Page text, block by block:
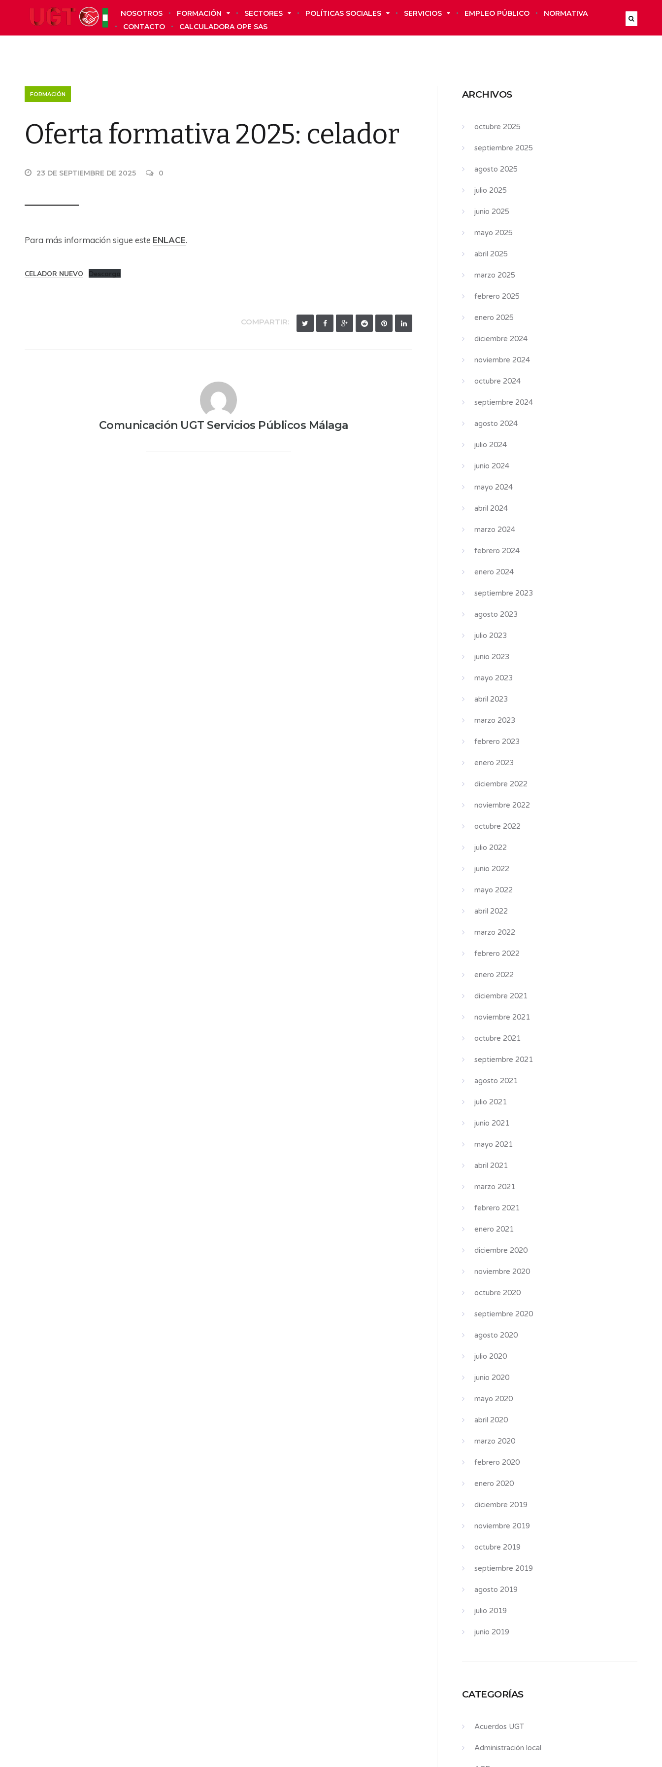
NOSOTROS FORMACIÓN SECTORES POLÍTICAS SOCIALES SERVICIOS EMPLEO PÚBLICO
NORMATIVA
CONTACTO
CALCULADORA OPE SAS
FORMACIÓN
Oferta formativa 2025: celador
23 DE SEPTIEMBRE DE 2025 0
Para más información sigue este ENLACE.
CELADOR NUEVO Descarga
COMPARTIR:
Comunicación UGT Servicios Públicos Málaga
ARCHIVOS
octubre 2025
septiembre 2025
agosto 2025
julio 2025
junio 2025
mayo 2025
abril 2025
marzo 2025
febrero 2025
enero 2025
diciembre 2024
noviembre 2024
octubre 2024
septiembre 2024
agosto 2024
julio 2024
junio 2024
mayo 2024
abril 2024
marzo 2024
febrero 2024
enero 2024
septiembre 2023
agosto 2023
julio 2023
junio 2023
mayo 2023
abril 2023
marzo 2023
febrero 2023
enero 2023
diciembre 2022
noviembre 2022
octubre 2022
julio 2022
junio 2022
mayo 2022
abril 2022
marzo 2022
febrero 2022
enero 2022
diciembre 2021
noviembre 2021
octubre 2021
septiembre 2021
agosto 2021
julio 2021
junio 2021
mayo 2021
abril 2021
marzo 2021
febrero 2021
enero 2021
diciembre 2020
noviembre 2020
octubre 2020
septiembre 2020
agosto 2020
julio 2020
junio 2020
mayo 2020
abril 2020
marzo 2020
febrero 2020
enero 2020
diciembre 2019
noviembre 2019
octubre 2019
septiembre 2019
agosto 2019
julio 2019
junio 2019
CATEGORÍAS
Acuerdos UGT
Administración local